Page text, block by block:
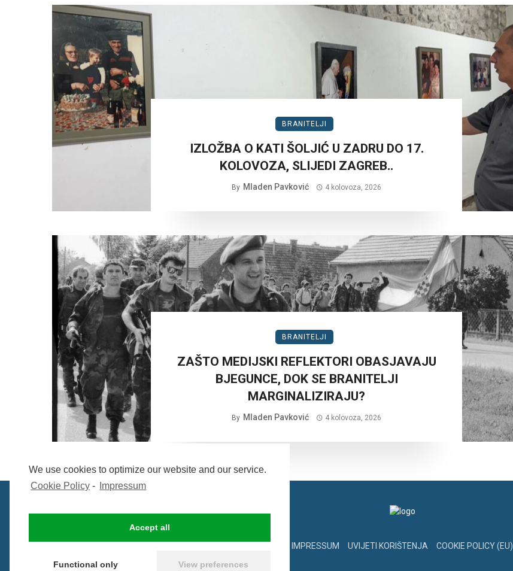
We use cookies to optimize our website and our service.
Cookie Policy - Impressum
Accept all
Functional only View preferences
BRANITELJI
IZLOŽBA O KATI ŠOLJIĆ U ZADRU DO 17.
KOLOVOZA, SLIJEDI ZAGREB..
By Mladen Pavković 4 kolovoza, 2026
BRANITELJI
ZAŠTO MEDIJSKI REFLEKTORI OBASJAVAJU
BJEGUNCE, DOK SE BRANITELJI
MARGINALIZIRAJU?
By Mladen Pavković 4 kolovoza, 2026
IMPRESSUM UVIJETI KORIŠTENJA COOKIE POLICY (EU)